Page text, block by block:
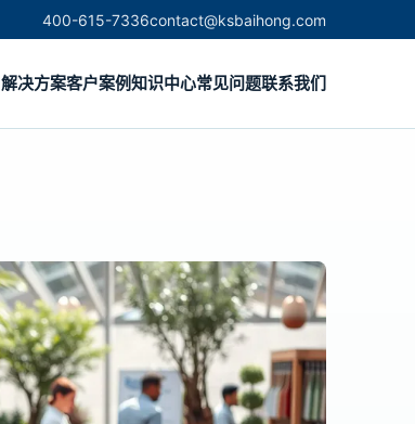
400-615-7336contact@ksbaihong.com
解决方案客户案例知识中心常见问题联系我们